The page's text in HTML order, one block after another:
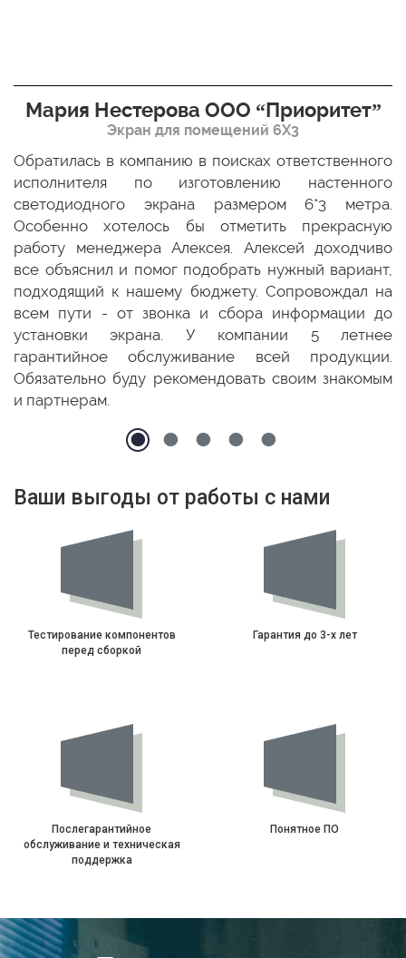
Мария Нестерова ООО “Приоритет”
Экран для помещений 6Х3
Обратилась в компанию в поисках ответственного
исполнителя по изготовлению настенного
светодиодного экрана размером 6*3 метра.
Особенно хотелось бы отметить прекрасную
работу менеджера Алексея. Алексей доходчиво
все объяснил и помог подобрать нужный вариант,
подходящий к нашему бюджету. Сопровождал на
всем пути - от звонка и сбора информации до
установки экрана. У компании 5 летнее
гарантийное обслуживание всей продукции.
Обязательно буду рекомендовать своим знакомым
и партнерам.
Ваши выгоды от работы с нами
Тестирование компонентов
перед сборкой
Гарантия до 3-х лет
Послегарантийное
обслуживание и техническая
поддержка
Понятное ПО